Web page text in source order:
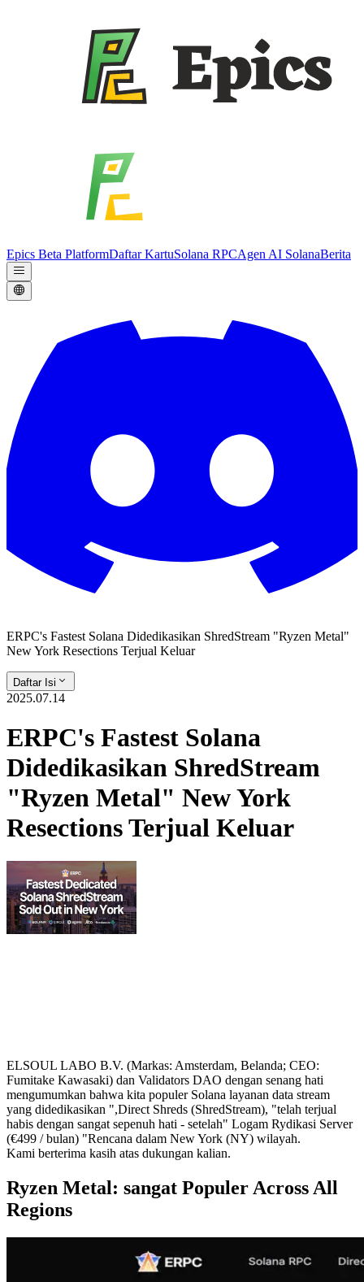
Epics Beta PlatformDaftar KartuSolana RPCAgen AI SolanaBerita
ERPC's Fastest Solana Didedikasikan ShredStream "Ryzen Metal"
New York Resections Terjual Keluar
Daftar Isi
2025.07.14
ERPC's Fastest Solana
Didedikasikan ShredStream
"Ryzen Metal" New York
Resections Terjual Keluar
ELSOUL LABO B.V. (Markas: Amsterdam, Belanda; CEO:
Fumitake Kawasaki) dan Validators DAO dengan senang hati
mengumumkan bahwa kita populer Solana layanan data stream
yang didedikasikan ",Direct Shreds (ShredStream), "telah terjual
habis dengan sangat sepenuh hati - setelah" Logam Rydikasi Server
(€499 / bulan) "Rencana dalam New York (NY) wilayah.
Kami berterima kasih atas dukungan kalian.
Ryzen Metal: sangat Populer Across All
Regions